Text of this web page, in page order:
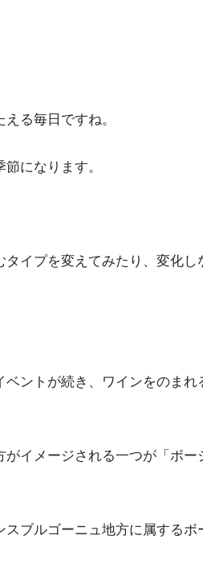
る毎日ですね。
になります。
イプを変えてみたり、変化し
ントが続き、ワインをのまれ
イメージされる一つが「ボー
ブルゴーニュ地方に属するボ